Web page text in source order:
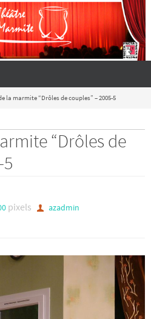
la marmite “Drôles de couples” – 2005-5
“Drôles de
pixels
azadmin